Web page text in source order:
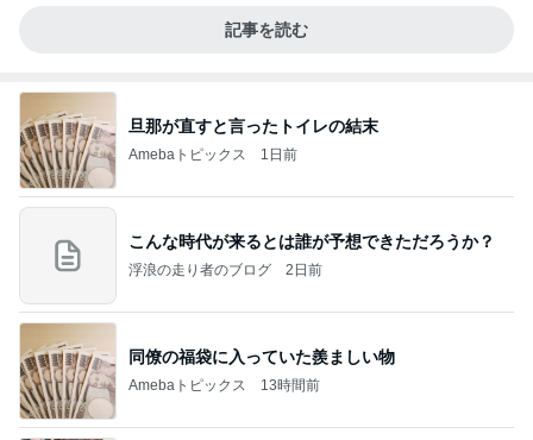
記事を読む
旦那が直すと言ったトイレの結末
Amebaトピックス 1日前
こんな時代が来るとは誰が予想できただろうか？
浮浪の走り者のブログ 2日前
同僚の福袋に入っていた羨ましい物
Amebaトピックス 13時間前